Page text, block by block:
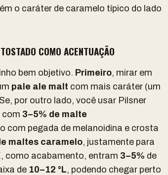
o caráter de caramelo típico do lado
COMO ACENTUAÇÃO
bem objetivo. Primeiro, mirar em
pale ale malt com mais caráter (um
por outro lado, você usar Pilsner
com 3–5% de malte
com pegada de melanoidina e crosta
maltes caramelo, justamente para
como acabamento, entram 3–5% de
de 10–12 °L, podendo chegar perto